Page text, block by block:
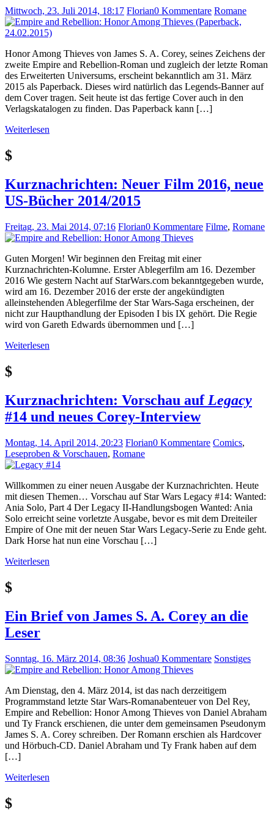
Mittwoch, 23. Juli 2014, 18:17 Florian0 Kommentare Romane
Honor Among Thieves von James S. A. Corey, seines Zeichens der
zweite Empire and Rebellion-Roman und zugleich der letzte Roman
des Erweiterten Universums, erscheint bekanntlich am 31. März
2015 als Paperback. Dieses wird natürlich das Legends-Banner auf
dem Cover tragen. Seit heute ist das fertige Cover auch in den
Verlagskatalogen zu finden. Das Paperback kann […]
Weiterlesen
$
Kurznachrichten: Neuer Film 2016, neue
US-Bücher 2014/2015
Freitag, 23. Mai 2014, 07:16 Florian0 Kommentare Filme, Romane
Guten Morgen! Wir beginnen den Freitag mit einer
Kurznachrichten-Kolumne. Erster Ablegerfilm am 16. Dezember
2016 Wie gestern Nacht auf StarWars.com bekanntgegeben wurde,
wird am 16. Dezember 2016 der erste der angekündigten
alleinstehenden Ablegerfilme der Star Wars-Saga erscheinen, der
nicht zur Haupthandlung der Episoden I bis IX gehört. Die Regie
wird von Gareth Edwards übernommen und […]
Weiterlesen
$
Kurznachrichten: Vorschau auf Legacy
#14 und neues Corey-Interview
Montag, 14. April 2014, 20:23 Florian0 Kommentare Comics,
Leseproben & Vorschauen, Romane
Willkommen zu einer neuen Ausgabe der Kurznachrichten. Heute
mit diesen Themen… Vorschau auf Star Wars Legacy #14: Wanted:
Ania Solo, Part 4 Der Legacy II-Handlungsbogen Wanted: Ania
Solo erreicht seine vorletzte Ausgabe, bevor es mit dem Dreiteiler
Empire of One mit der neuen Star Wars Legacy-Serie zu Ende geht.
Dark Horse hat nun eine Vorschau […]
Weiterlesen
$
Ein Brief von James S. A. Corey an die
Leser
Sonntag, 16. März 2014, 08:36 Joshua0 Kommentare Sonstiges
Am Dienstag, den 4. März 2014, ist das nach derzeitigem
Programmstand letzte Star Wars-Romanabenteuer von Del Rey,
Empire and Rebellion: Honor Among Thieves von Daniel Abraham
und Ty Franck erschienen, die unter dem gemeinsamen Pseudonym
James S. A. Corey schreiben. Der Romann erschien als Hardcover
und Hörbuch-CD. Daniel Abraham und Ty Frank haben auf dem
[…]
Weiterlesen
$